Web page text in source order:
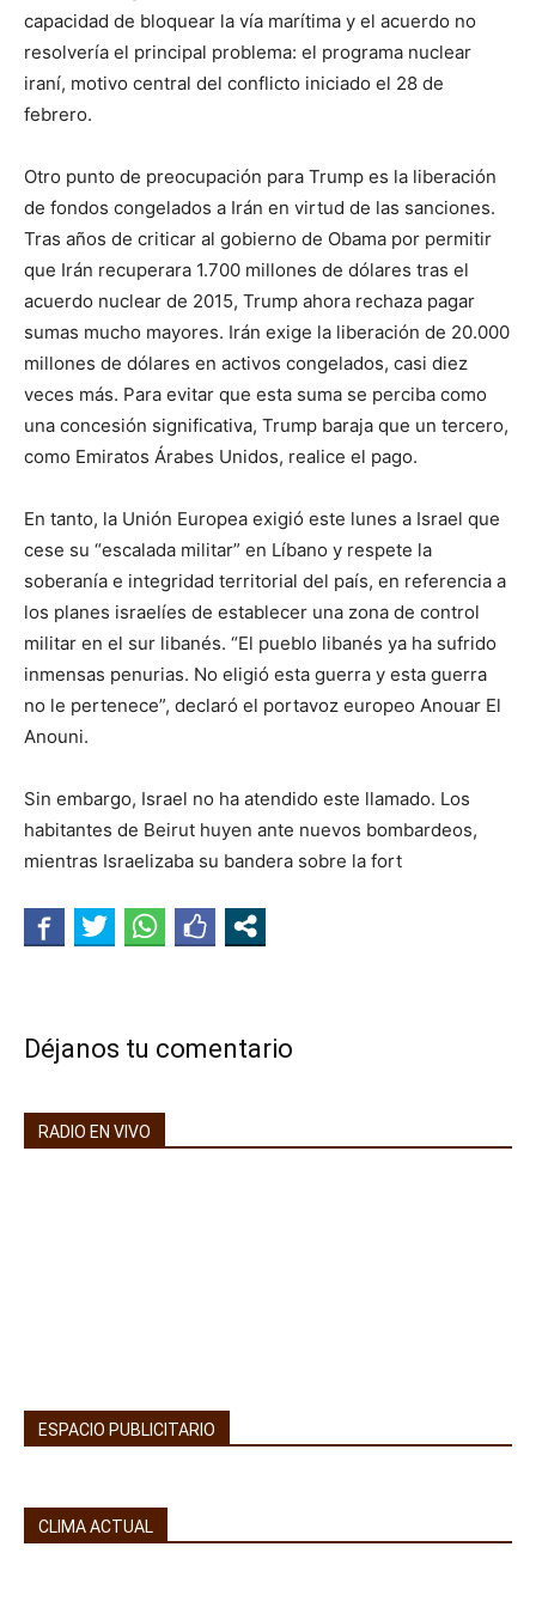
capacidad de bloquear la vía marítima y el acuerdo no
resolvería el principal problema: el programa nuclear
iraní, motivo central del conflicto iniciado el 28 de
febrero.
Otro punto de preocupación para Trump es la liberación
de fondos congelados a Irán en virtud de las sanciones.
Tras años de criticar al gobierno de Obama por permitir
que Irán recuperara 1.700 millones de dólares tras el
acuerdo nuclear de 2015, Trump ahora rechaza pagar
sumas mucho mayores. Irán exige la liberación de 20.000
millones de dólares en activos congelados, casi diez
veces más. Para evitar que esta suma se perciba como
una concesión significativa, Trump baraja que un tercero,
como Emiratos Árabes Unidos, realice el pago.
En tanto, la Unión Europea exigió este lunes a Israel que
cese su “escalada militar” en Líbano y respete la
soberanía e integridad territorial del país, en referencia a
los planes israelíes de establecer una zona de control
militar en el sur libanés. “El pueblo libanés ya ha sufrido
inmensas penurias. No eligió esta guerra y esta guerra
no le pertenece”, declaró el portavoz europeo Anouar El
Anouni.
Sin embargo, Israel no ha atendido este llamado. Los
habitantes de Beirut huyen ante nuevos bombardeos,
mientras Israelizaba su bandera sobre la fort
Déjanos tu comentario
RADIO EN VIVO
ESPACIO PUBLICITARIO
CLIMA ACTUAL